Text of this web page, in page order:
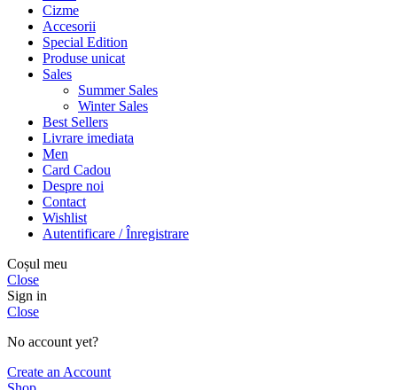
Cizme
Accesorii
Special Edition
Produse unicat
Sales
Summer Sales
Winter Sales
Best Sellers
Livrare imediata
Men
Card Cadou
Despre noi
Contact
Wishlist
Autentificare / Înregistrare
Coșul meu
Close
Sign in
Close
No account yet?
Create an Account